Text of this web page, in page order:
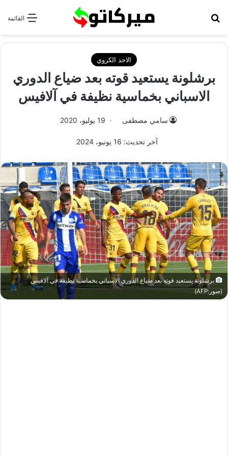
القائمة
الاحد الكروي
برشلونة يستعيد قوته بعد ضياع الدوري
الاسباني بخماسية نظيفة في آلافيس
سامي مصطفى 19 يوليو، 2020
آخر تحديث: 16 يونيو، 2024
برشلونة يستعيد قوته بعد ضياع الدوري الاسباني بخماسية نظيفة في آلافيس
(صور:AFP)